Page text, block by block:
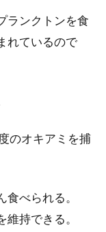
ランクトンを食
れているので
のオキアミを捕
べられる。
持できる。